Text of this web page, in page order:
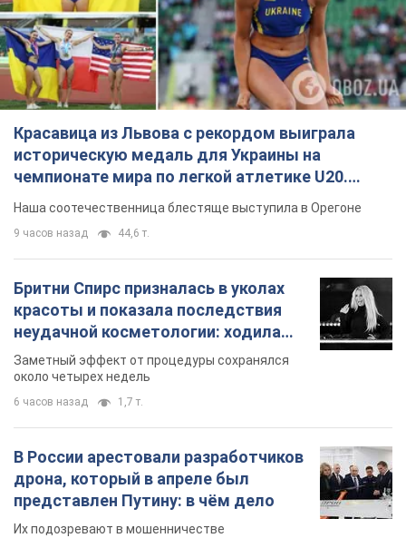
Красавица из Львова с рекордом выиграла
историческую медаль для Украины на
чемпионате мира по легкой атлетике U20.
Видео
Наша соотечественница блестяще выступила в Орегоне
9 часов назад 44,6 т.
Бритни Спирс призналась в уколах
красоты и показала последствия
неудачной косметологии: ходила
так почти месяц
Заметный эффект от процедуры сохранялся
около четырех недель
6 часов назад 1,7 т.
В России арестовали разработчиков
дрона, который в апреле был
представлен Путину: в чём дело
Их подозревают в мошенничестве